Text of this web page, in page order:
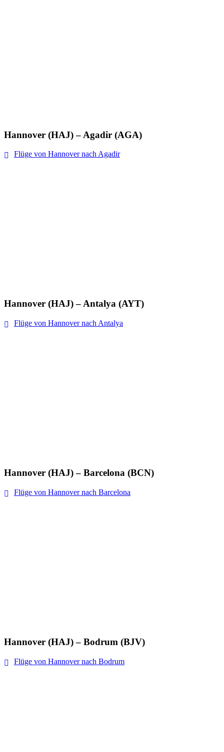
Hannover (HAJ) – Agadir (AGA)
Flüge von Hannover nach Agadir
Hannover (HAJ) – Antalya (AYT)
Flüge von Hannover nach Antalya
Hannover (HAJ) – Barcelona (BCN)
Flüge von Hannover nach Barcelona
Hannover (HAJ) – Bodrum (BJV)
Flüge von Hannover nach Bodrum